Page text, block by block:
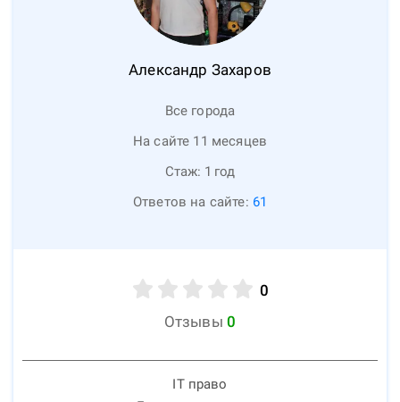
Александр Захаров
Все города
На сайте 11 месяцев
Стаж: 1 год
Ответов на сайте: 61
0
Отзывы 0
IT право